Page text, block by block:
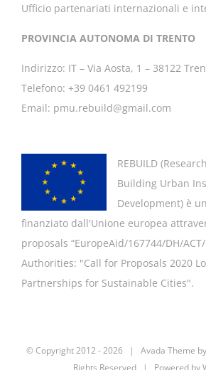
Ufficio partenariati internazionali e
PROVINCIA AUTONOMA DI TRENTO
Indirizzo: IT – Via Aosta, 1 – 38122
Telefono: +39 0461 492199
Email: pmu.rebuild@gmail.com
REBUILD (
Building Urban
Development) è
finanziato dall'Unione europea
proposals “EuropeAid/167744/DH/
Authorities: "Call for Proposals 2020
Partnerships for Sustainable Cities".
© Copyright 2012 -2026 | Avada Theme by
Rights Reserved | Powered by